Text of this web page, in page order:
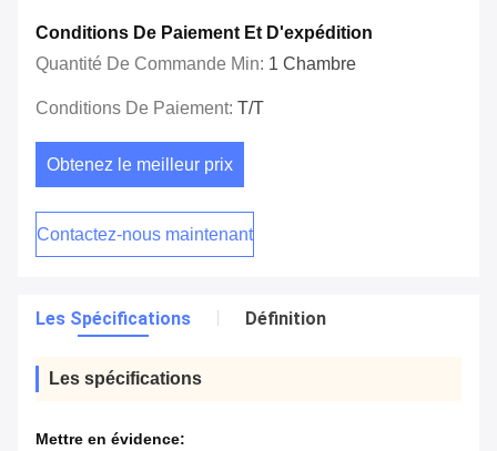
Conditions De Paiement Et D'expédition
Quantité De Commande Min: 1 Chambre
Conditions De Paiement: T/T
Obtenez le meilleur prix
Contactez-nous maintenant
Les Spécifications Définition
Les spécifications
Mettre en évidence: